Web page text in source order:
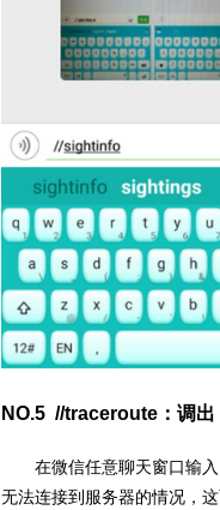
NO.5 //traceroute：调出
在微信任意聊天窗口输
无法连接到服务器的情况，